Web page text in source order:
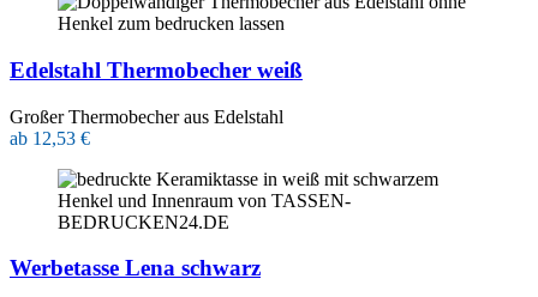
Edelstahl Thermobecher weiß
Großer Thermobecher aus Edelstahl
ab 12,53 €
Werbetasse Lena schwarz